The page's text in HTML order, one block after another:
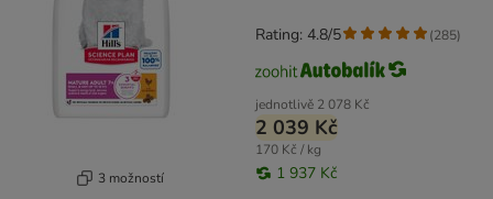
3 možností
jednotlivě 2 078 Kč
2 039 Kč
170 Kč / kg
1 937 Kč
Rating: 4.8/5 (285)